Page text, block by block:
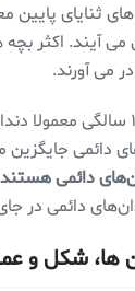
ثنایای پایین
کودکان در سنین ۶ تا ۱۲
دائمی جایگزین
دائمی
ها، شکل و